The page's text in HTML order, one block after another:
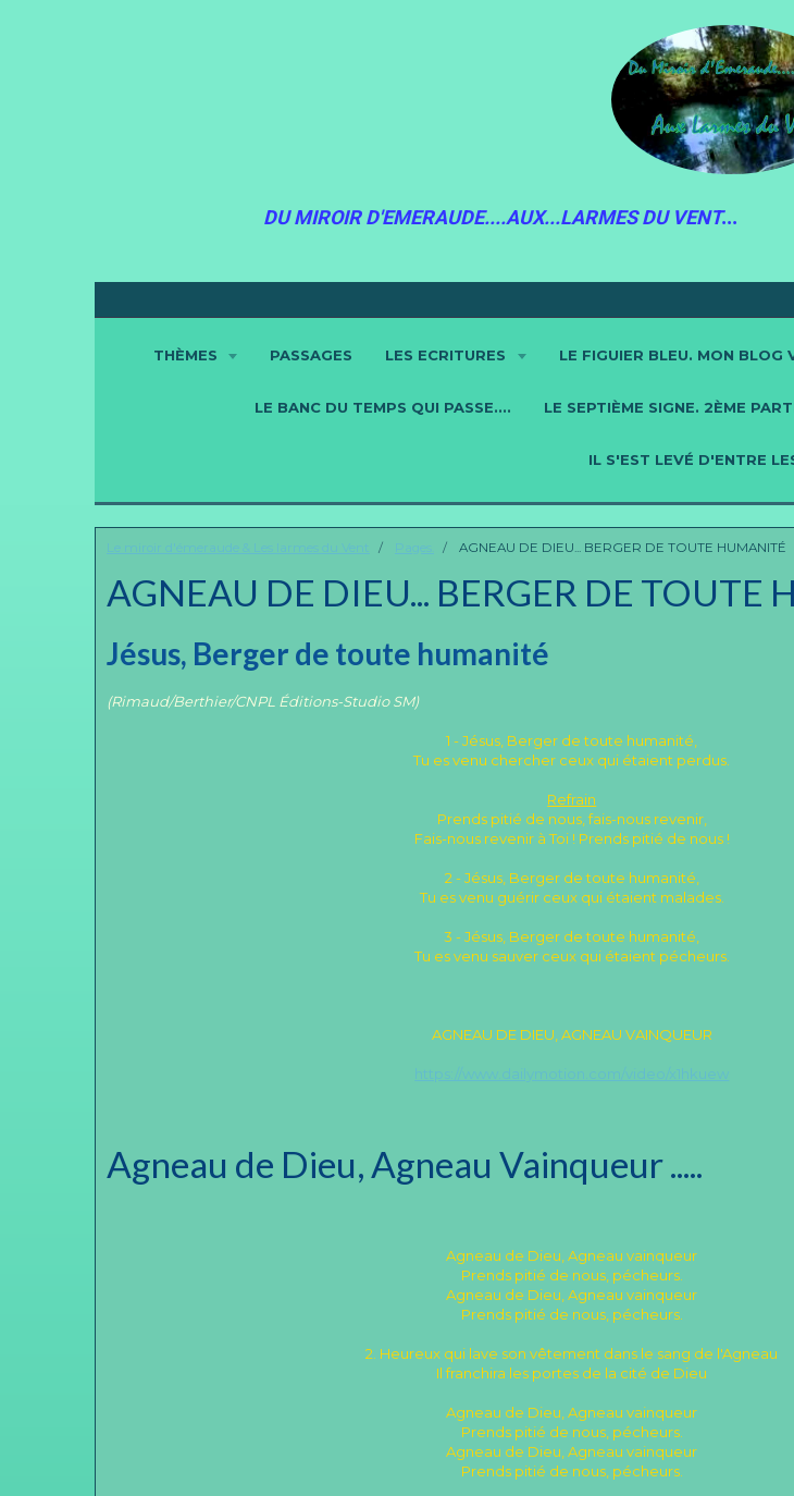
DU MIROIR D'EMERAUDE....AUX...LARMES DU VENT...
THÈMES PASSAGES LES ECRITURES LE FIGUIER BLEU. MON BLOG
LE BANC DU TEMPS QUI PASSE.... LE SEPTIÈME SIGNE. 2ÈME
IL S'EST LEVÉ D'ENTRE
Le miroir d'émeraude & Les larmes du Vent Pages. AGNEAU DE DIEU... BERGER DE TOUTE HUMANITÉ
AGNEAU DE DIEU... BERGER DE TOUTE
Jésus, Berger de toute humanité
(Rimaud/Berthier/CNPL Éditions-Studio SM)
1 - Jésus, Berger de toute humanité,
Tu es venu chercher ceux qui étaient perdus.
Refrain
Prends pitié de nous, fais-nous revenir,
Fais-nous revenir à Toi ! Prends pitié de nous !
2 - Jésus, Berger de toute humanité,
Tu es venu guérir ceux qui étaient malades.
3 - Jésus, Berger de toute humanité,
Tu es venu sauver ceux qui étaient pécheurs.
AGNEAU DE DIEU, AGNEAU VAINQUEUR
https://www.dailymotion.com/video/x1hkuew
Agneau de Dieu, Agneau Vainqueur .....
Agneau de Dieu, Agneau vainqueur
Prends pitié de nous, pécheurs.
Agneau de Dieu, Agneau vainqueur
Prends pitié de nous, pécheurs.
2. Heureux qui lave son vêtement dans le sang de l'Agneau
Il franchira les portes de la cité de Dieu
Agneau de Dieu, Agneau vainqueur
Prends pitié de nous, pécheurs.
Agneau de Dieu, Agneau vainqueur
Prends pitié de nous, pécheurs.